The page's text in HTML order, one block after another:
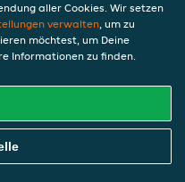
Kräutern
aller Cookies. Wir setzen
verwalten, um zu
möchtest, um Deine
Informationen zu finden.